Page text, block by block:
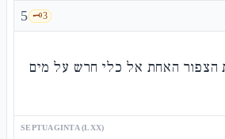
5 🗝️3
הצפור האחת אל כלי חרש על מים
SEPTUAGINTA (LXX)